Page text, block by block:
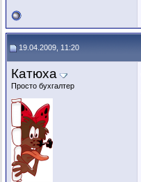
19.04.2009, 11:20
Катюха
Просто бухгалтер